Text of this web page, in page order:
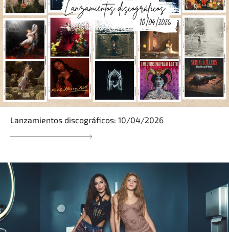
Lanzamientos discográficos: 10/04/2026